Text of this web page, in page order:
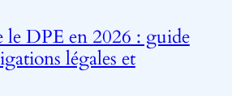
le DPE en 2026 : guide
légales et